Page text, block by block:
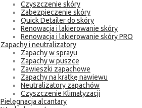
Czyszczenie skóry
Zabezpieczenie skóry
Quick Detailer do skóry
Renowacja i lakierowanie skóry
Renowacja i lakierowanie skóry PRO
Zapachy i neutralizatory
Zapachy w sprayu
Zapachy w puszce
Zawieszki zapachowe
Zapachy na kratkę nawiewu
Neutralizatory zapachów
Czyszczenie Klimatyzacji
Pielęgnacja alcantary